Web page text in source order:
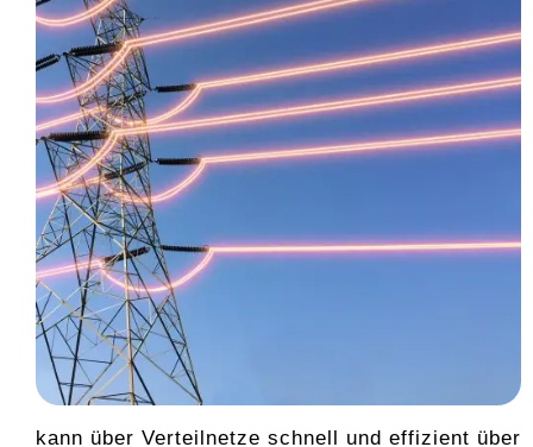
kann über Verteilnetze schnell und effizient über